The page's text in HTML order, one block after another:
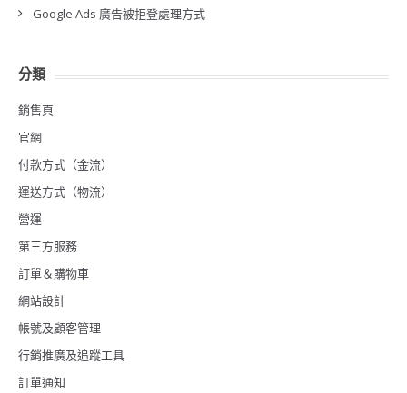
Google Ads 廣告被拒登處理方式
分類
銷售頁
官網
付款方式（金流）
運送方式（物流）
營運
第三方服務
訂單＆購物車
網站設計
帳號及顧客管理
行銷推廣及追蹤工具
訂單通知